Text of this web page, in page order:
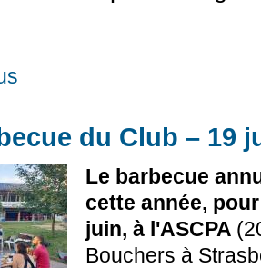
du Club – 19
Le barbecue
cette année,
juin, à l'ASCPA
Bouchers à